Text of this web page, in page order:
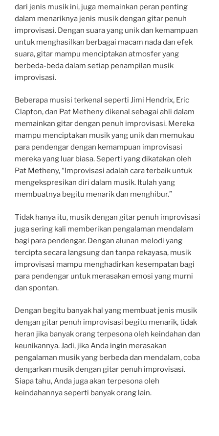
dari jenis musik ini, juga memainkan peran penting
dalam menariknya jenis musik dengan gitar penuh
improvisasi. Dengan suara yang unik dan kemampuan
untuk menghasilkan berbagai macam nada dan efek
suara, gitar mampu menciptakan atmosfer yang
berbeda-beda dalam setiap penampilan musik
improvisasi.
Beberapa musisi terkenal seperti Jimi Hendrix, Eric
Clapton, dan Pat Metheny dikenal sebagai ahli dalam
memainkan gitar dengan penuh improvisasi. Mereka
mampu menciptakan musik yang unik dan memukau
para pendengar dengan kemampuan improvisasi
mereka yang luar biasa. Seperti yang dikatakan oleh
Pat Metheny, “Improvisasi adalah cara terbaik untuk
mengekspresikan diri dalam musik. Itulah yang
membuatnya begitu menarik dan menghibur.”
Tidak hanya itu, musik dengan gitar penuh improvisasi
juga sering kali memberikan pengalaman mendalam
bagi para pendengar. Dengan alunan melodi yang
tercipta secara langsung dan tanpa rekayasa, musik
improvisasi mampu menghadirkan kesempatan bagi
para pendengar untuk merasakan emosi yang murni
dan spontan.
Dengan begitu banyak hal yang membuat jenis musik
dengan gitar penuh improvisasi begitu menarik, tidak
heran jika banyak orang terpesona oleh keindahan dan
keunikannya. Jadi, jika Anda ingin merasakan
pengalaman musik yang berbeda dan mendalam, coba
dengarkan musik dengan gitar penuh improvisasi.
Siapa tahu, Anda juga akan terpesona oleh
keindahannya seperti banyak orang lain.